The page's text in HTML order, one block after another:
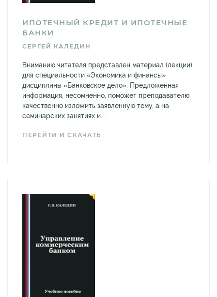
ИПОТЕЧНЫЙ КРЕДИТ И ИПОТЕЧНЫЕ
БАНКИ
СЕРГЕЙ КАЛЕДИН
Вниманию читателя представлен материал (лекции)
для специальности «Экономика и финансы»
дисциплины «Банковское дело». Предложенная
информация, несомненно, поможет преподавателю
качественно изложить заявленную тему, а на
семинарских занятиях и...
ПЕРЕЙТИ И СКАЧАТЬ